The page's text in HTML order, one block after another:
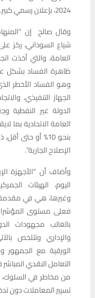
2024، بإعلان رسمي كبير.
وقال صالح إن
شياع السوداني، ركز
العامة، والتي أخذت
ظاهرة الفساد بشكل
وهو الفساد الأخطر
الجهاز التنفيذي،
الدولة غير النفطية
بنحو 10%؜ أو
الإصلاح الجارية”.
وأضاف أن “الأجهزة
اليوم، الهيئات
وغيرها، هي في مقدمة
فعلى مستوى
بالغالب مجهودات
والإداري وتتلخص
الورقية مع الجمهور
التعامل النقدي
من مخاطر في السلوك،
تسيير المعاملات دون